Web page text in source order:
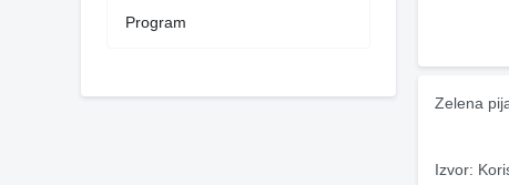
Program
Zelena
Izvor: